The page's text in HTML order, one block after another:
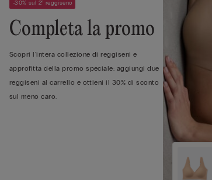
-30% sul 2° reggiseno
Completa la promo
Scopri l'intera collezione di reggiseni e
approfitta della promo speciale: aggiungi due
reggiseni al carrello e ottieni il 30% di sconto
sul meno caro.